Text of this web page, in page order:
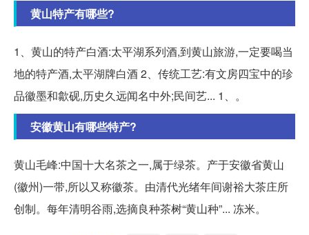
黄山特产有哪些?
1、黄山的特产白酒:太平湖系列酒,到黄山旅游,一定要喝当
地的特产酒,太平湖牌白酒 2、传统工艺:有文房四宝中的珍
品徽墨和歙砚,历史久远闻名中外;民间艺... 1、。
安徽黄山有哪些特产?
黄山毛峰:中国十大名茶之一,属于绿茶。产于安徽省黄山
(徽州)一带,所以又称徽茶。由清代光绪年间谢裕大茶庄所
创制。每年清明谷雨,选摘良种茶树“黄山种”... 冻米。